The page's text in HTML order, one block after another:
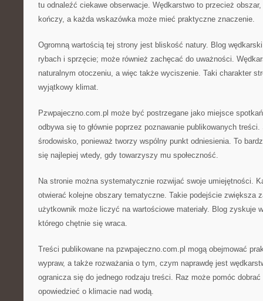
tu odnaleźć ciekawe obserwacje. Wędkarstwo to przecież
kończy, a każda wskazówka może mieć praktyczne znaczenie.
Ogromną wartością tej strony jest bliskość natury. Blog
rybach i sprzęcie; może również zachęcać do uważności.
naturalnym otoczeniu, a więc także wyciszenie. Taki charakter
wyjątkowy klimat.
Pzwpajeczno.com.pl może być postrzegane jako miejsce
odbywa się to głównie poprzez poznawanie publikowanych
środowisko, ponieważ tworzy wspólny punkt odniesienia. To
się najlepiej wtedy, gdy towarzyszy mu społeczność.
Na stronie można systematycznie rozwijać swoje umiejętności.
otwierać kolejne obszary tematyczne. Takie podejście zwiększa
użytkownik może liczyć na wartościowe materiały. Blog zyskuje
którego chętnie się wraca.
Treści publikowane na pzwpajeczno.com.pl mogą obejmować
wypraw, a także rozważania o tym, czym naprawdę jest
ogranicza się do jednego rodzaju treści. Raz może pomóc
opowiedzieć o klimacie nad wodą.